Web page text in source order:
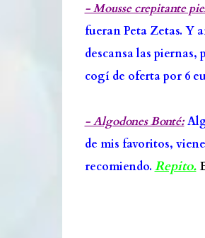
- Mousse crepitante
fueran Peta Zetas. Y
descansa las
cogí de oferta por 6
- Algodones Bonté:
de mis favoritos,
recomiendo. Repito.